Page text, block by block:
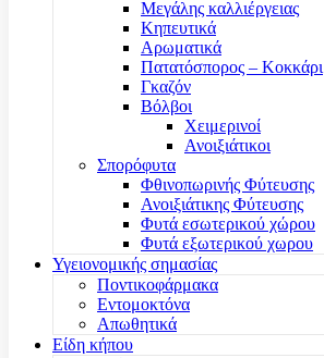
Μεγάλης καλλιέργειας
Κηπευτικά
Αρωματικά
Πατατόσπορος – Κοκκάρι
Γκαζόν
Βόλβοι
Χειμερινοί
Ανοιξιάτικοι
Σπορόφυτα
Φθινοπωρινής Φύτευσης
Ανοιξιάτικης Φύτευσης
Φυτά εσωτερικού χώρου
Φυτά εξωτερικού χωρου
Υγειονομικής σημασίας
Ποντικοφάρμακα
Εντομοκτόνα
Απωθητικά
Είδη κήπου